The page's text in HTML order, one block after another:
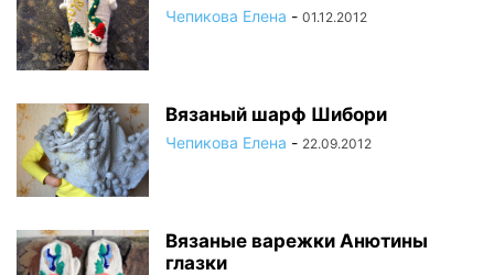
Чепикова Елена - 01.12.2012
Вязаный шарф Шибори
Чепикова Елена - 22.09.2012
Вязаные варежки Анютины
глазки